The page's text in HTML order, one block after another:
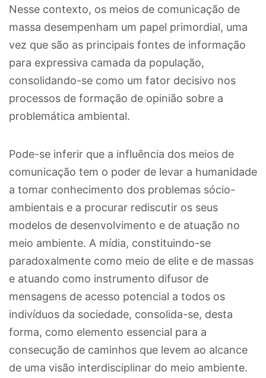
Nesse contexto, os meios de comunicação de
massa desempenham um papel primordial, uma
vez que são as principais fontes de informação
para expressiva camada da população,
consolidando-se como um fator decisivo nos
processos de formação de opinião sobre a
problemática ambiental.
Pode-se inferir que a influência dos meios de
comunicação tem o poder de levar a humanidade
a tomar conhecimento dos problemas sócio-
ambientais e a procurar rediscutir os seus
modelos de desenvolvimento e de atuação no
meio ambiente. A mídia, constituindo-se
paradoxalmente como meio de elite e de massas
e atuando como instrumento difusor de
mensagens de acesso potencial a todos os
indivíduos da sociedade, consolida-se, desta
forma, como elemento essencial para a
consecução de caminhos que levem ao alcance
de uma visão interdisciplinar do meio ambiente.